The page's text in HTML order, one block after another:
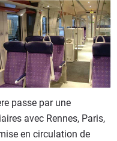
passe par une
avec Rennes, Paris,
en circulation de